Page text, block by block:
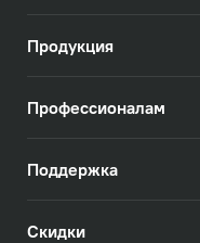
Продукция
Профессионалам
Поддержка
Скидки